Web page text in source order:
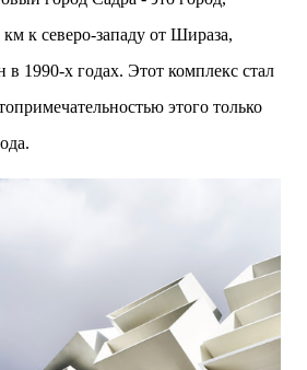
проекта был подтвержден
конкурсе 2021 года и
качества» от Федерации
в 2024 году. Концепция
манифест. Архитекторы
память о военном
принц...
к северо-западу от Шираза,
1990-х годах. Этот комплекс стал
этого только